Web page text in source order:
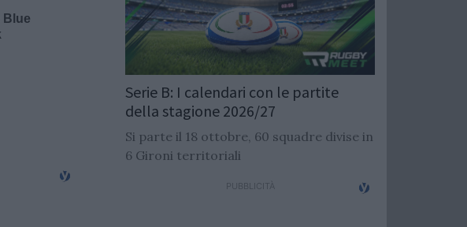
Serie B: I calendari con le partite
della stagione 2026/27
Si parte il 18 ottobre, 60 squadre divise in
6 Gironi territoriali